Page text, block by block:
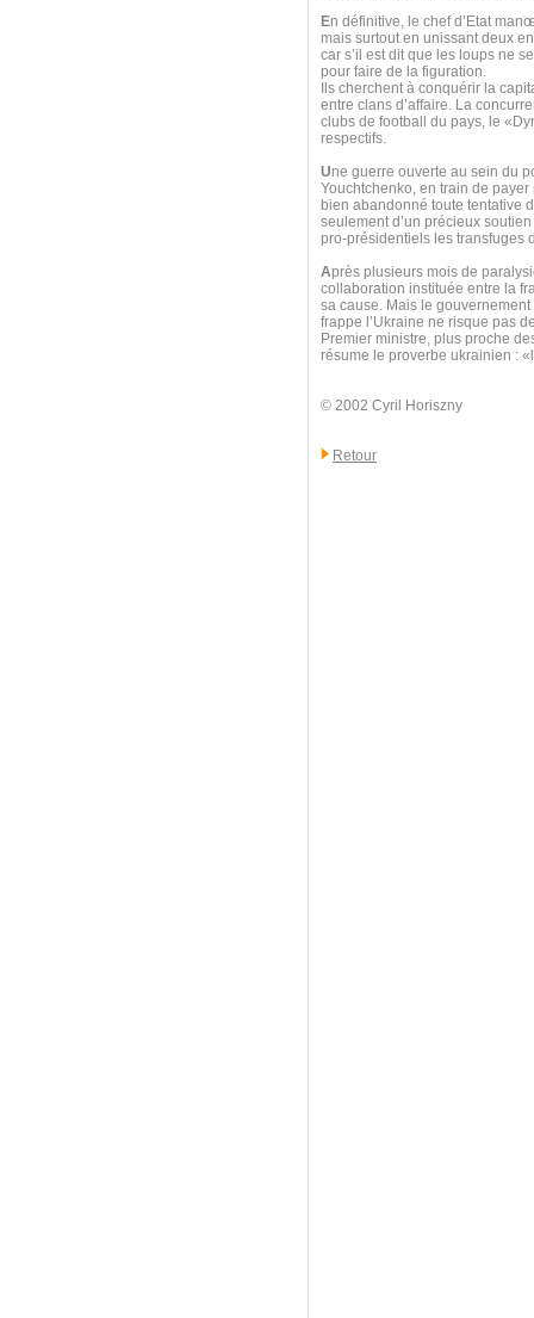
En définitive, le chef d’Etat
mais surtout en unissant deux
car s’il est dit que les loups ne
pour faire de la figuration.
Ils cherchent à conquérir la
entre clans d’affaire. La
clubs de football du pays, le
respectifs.
Une guerre ouverte au sein du
Youchtchenko, en train de
bien abandonné toute tentative
seulement d’un précieux
pro-présidentiels les transfuges
Après plusieurs mois de
collaboration instituée entre la
sa cause. Mais le
frappe l’Ukraine ne risque pas
Premier ministre, plus proche
résume le proverbe ukrainien :
© 2002 Cyril Horiszny
Retour